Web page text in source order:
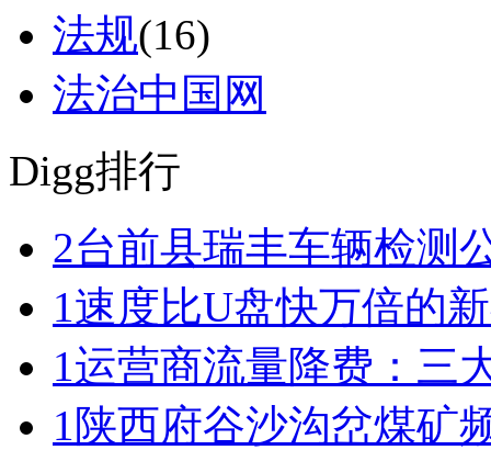
法规(16)
法治中国网
Digg排行
2台前县瑞丰车辆检测
1速度比U盘快万倍的
1运营商流量降费：三
1陕西府谷沙沟岔煤矿